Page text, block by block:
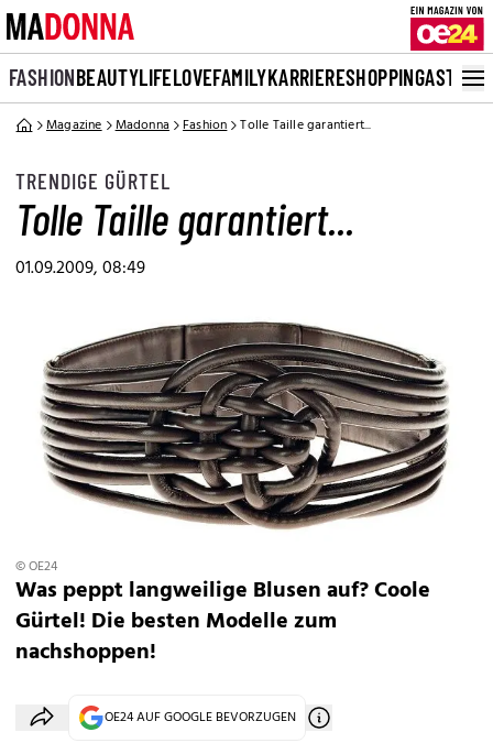
FASHIONBEAUTYLIFELOVEFAMILYKARRIERESHOPPINGASTRO
Magazine Madonna Fashion Tolle Taille garantiert...
TRENDIGE GÜRTEL
Tolle Taille garantiert...
01.09.2009, 08:49
© OE24
Was peppt langweilige Blusen auf? Coole
Gürtel! Die besten Modelle zum
nachshoppen!
OE24 AUF GOOGLE BEVORZUGEN